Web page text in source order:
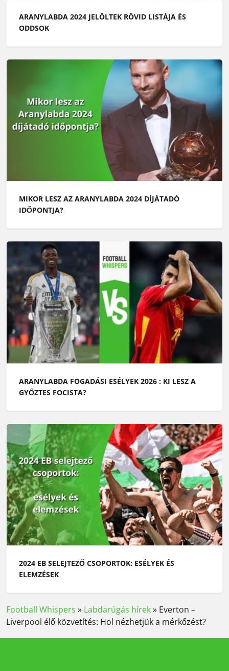
ARANYLABDA 2024 JELÖLTEK RÖVID LISTÁJA ÉS
ODDSOK
MIKOR LESZ AZ ARANYLABDA 2024 DÍJÁTADÓ
IDŐPONTJA?
ARANYLABDA FOGADÁSI ESÉLYEK 2026 : KI LESZ A
GYŐZTES FOCISTA?
2024 EB SELEJTEZŐ CSOPORTOK: ESÉLYEK ÉS
ELEMZÉSEK
Football Whispers » Labdarúgás hírek» Everton –
Liverpool élő közvetítés: Hol nézhetjük a mérkőzést?